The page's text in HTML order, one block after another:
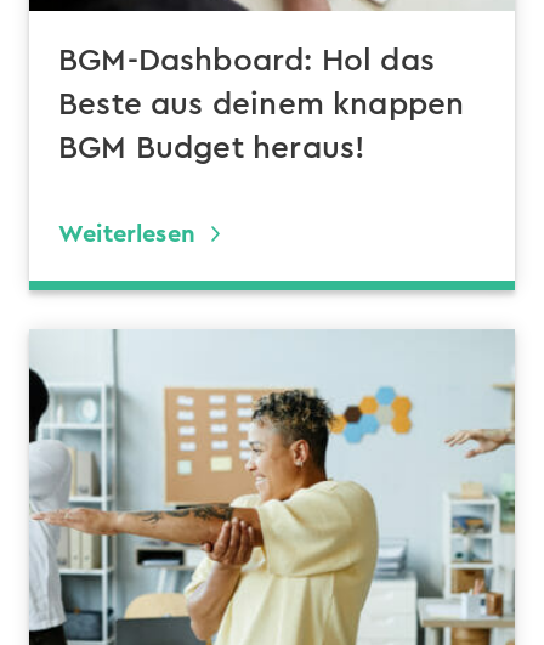
BGM-Dashboard: Hol das
Beste aus deinem knappen
BGM Budget heraus!
Weiterlesen